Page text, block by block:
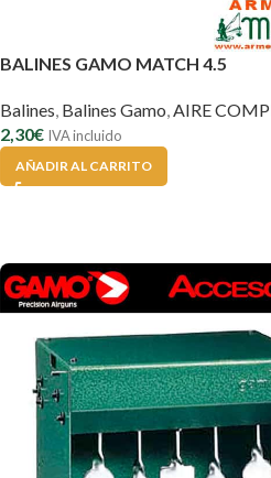
BALINES GAMO MATCH 4.5
Balines Balines Gamo AIRE
2,30€ IVA incluido
AÑADIR AL CARRITO